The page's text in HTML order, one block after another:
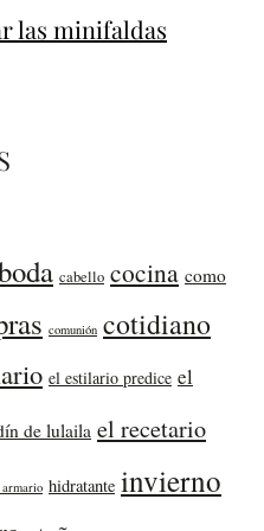
las minifaldas
cabello cocina como
comunión cotidiano
el estilario predice el
de lulaila el recetario
armario hidratante invierno